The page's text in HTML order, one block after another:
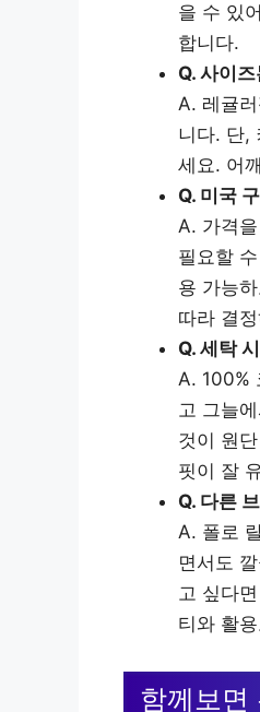
을 수 있
합니다.
Q. 사이
A. 레귤
니다. 단,
세요. 어
Q. 미국
A. 가격
필요할
용 가능
따라 결
Q. 세탁
A. 100%
고 그늘
것이 원
핏이 잘
Q. 다른
A. 폴로
면서도
고 싶다
티와 활
함께보면